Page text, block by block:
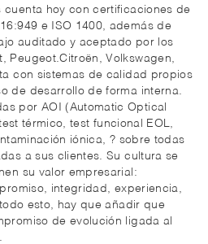
cuenta hoy con certificaciones de
e ISO 1400, además de
auditado y aceptado por los
Peugeot.Citroën, Volkswagen,
con sistemas de calidad propios
de desarrollo de forma interna.
por AOI (Automatic Optical
térmico, test funcional EOL,
iónica, ? sobre todas
a sus clientes. Su cultura se
su valor empresarial:
integridad, experiencia,
esto, hay que añadir que
de evolución ligada al